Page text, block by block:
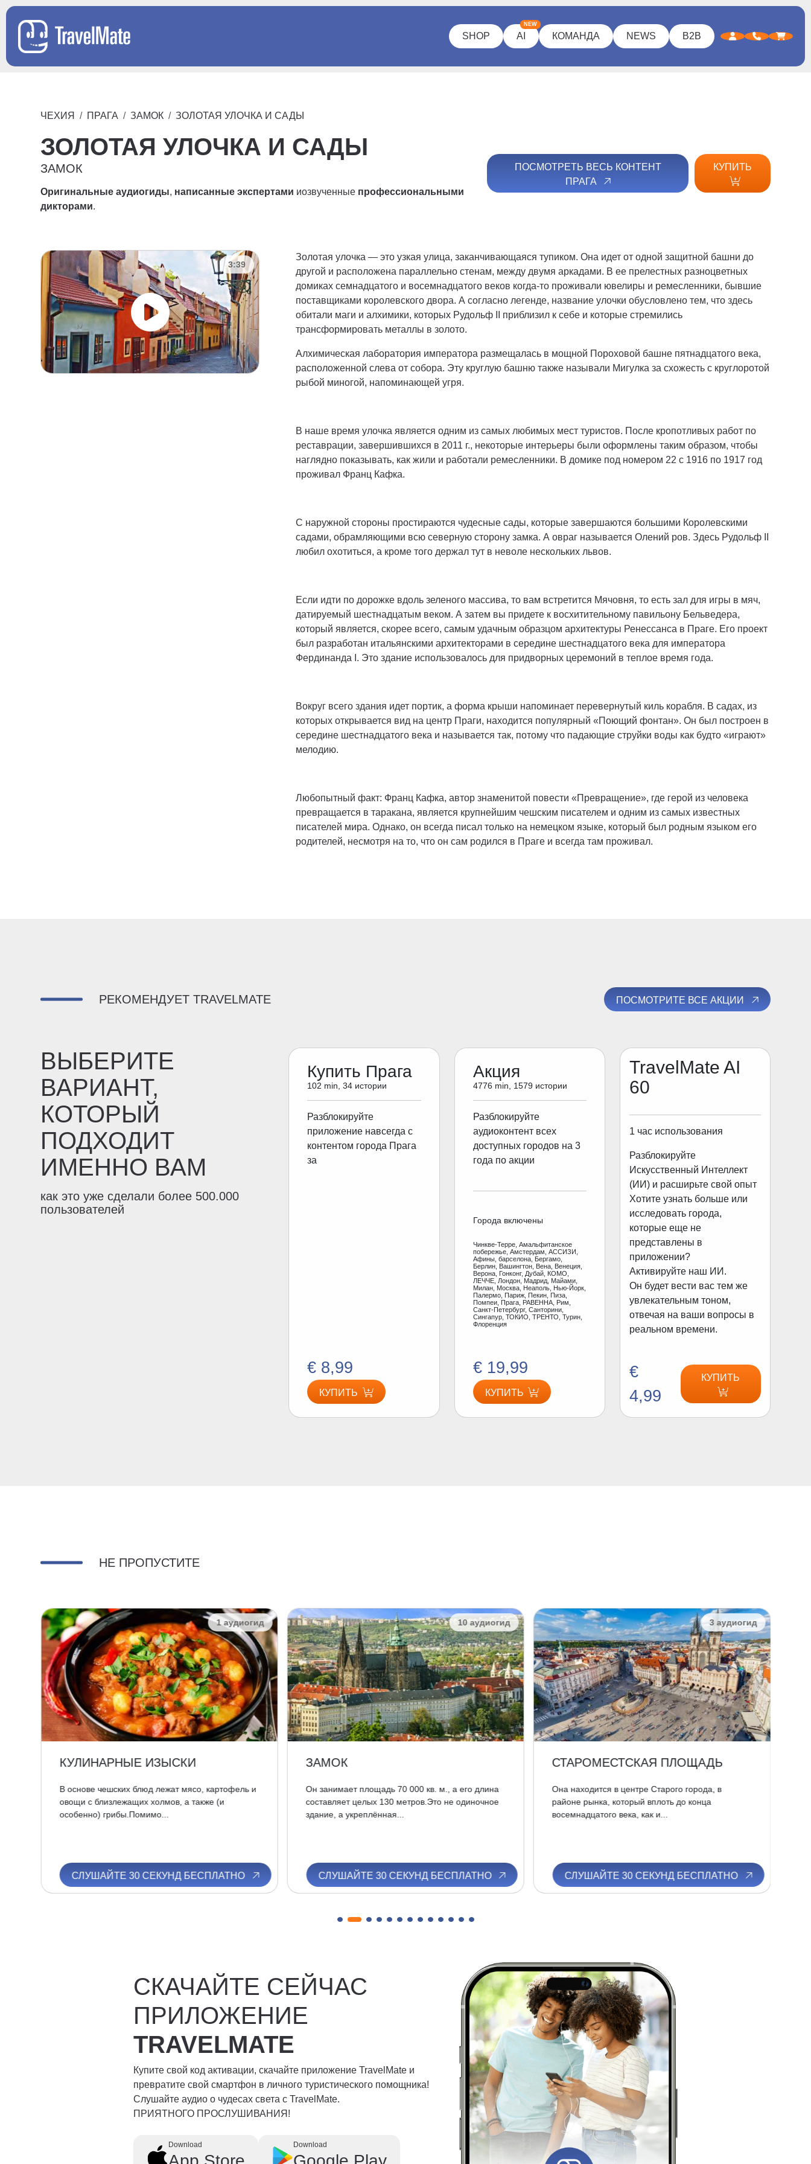
SHOP AI
NEW
КОМАНДА NEWS B2B
ЧЕХИЯ ПРАГА ЗАМОК ЗОЛОТАЯ УЛОЧКА И САДЫ
ЗОЛОТАЯ УЛОЧКА И САДЫ
ЗАМОК
Оригинальные аудиогиды, написанные экспертами иозвученные профессиональными
дикторами.
ПОСМОТРЕТЬ ВЕСЬ КОНТЕНТ
ПРАГА
КУПИТЬ
3:39
Золотая улочка — это узкая улица, заканчивающаяся тупиком. Она идет от одной защитной башни до
другой и расположена параллельно стенам, между двумя аркадами. В ее прелестных разноцветных
домиках семнадцатого и восемнадцатого веков когда-то проживали ювелиры и ремесленники, бывшие
поставщиками королевского двора. А согласно легенде, название улочки обусловлено тем, что здесь
обитали маги и алхимики, которых Рудольф II приблизил к себе и которые стремились
трансформировать металлы в золото.
Алхимическая лаборатория императора размещалась в мощной Пороховой башне пятнадцатого века,
расположенной слева от собора. Эту круглую башню также называли Мигулка за схожесть с круглоротой
рыбой миногой, напоминающей угря.
В наше время улочка является одним из самых любимых мест туристов. После кропотливых работ по
реставрации, завершившихся в 2011 г., некоторые интерьеры были оформлены таким образом, чтобы
наглядно показывать, как жили и работали ремесленники. В домике под номером 22 с 1916 по 1917 год
проживал Франц Кaфка.
С наружной стороны простираются чудесные сады, которые завершаются большими Королевскими
садами, обрамляющими всю северную сторону замка. А овраг называется Олений ров. Здесь Рудольф II
любил охотиться, а кроме того держал тут в неволе нескольких львов.
Если идти по дорожке вдоль зеленого массива, то вам встретится Мячовня, то есть зал для игры в мяч,
датируемый шестнадцатым веком. А затем вы придете к восхитительному павильону Бельведера,
который является, скорее всего, самым удачным образцом архитектуры Ренессaнса в Праге. Его проект
был разработан итальянскими архитекторами в середине шестнадцатого века для императора
Фердинанда I. Это здание использовалось для придворных церемоний в теплое время года.
Вокруг всего здания идет портик, а форма крыши напоминает перевернутый киль корабля. В садах, из
которых открывается вид на центр Праги, находится популярный «Поющий фонтан». Он был построен в
середине шестнадцатого века и называется так, потому что падающие струйки воды как будто «играют»
мелодию.
Любопытный факт: Франц Кaфка, автор знаменитой повести «Превращение», где герой из человека
превращается в таракана, является крупнейшим чешским писателем и одним из самых известных
писателей мира. Однако, он всегда писал только на немецком языке, который был родным языком его
родителей, несмотря на то, что он сам родился в Праге и всегда там проживал.
РЕКОМЕНДУЕТ TRAVELMATE ПОСМОТРИТЕ ВСЕ АКЦИИ
ВЫБЕРИТЕ
ВАРИАНТ,
КОТОРЫЙ
ПОДХОДИТ
ИМЕННО ВАМ
как это уже сделали более 500.000
пользователей
Купить Прага
102 min, 34 истории
Разблокируйте
приложение навсегда с
контентом города Прага
за
€ 8,99
КУПИТЬ
Акция
4776 min, 1579 истории
Разблокируйте
аудиоконтент всех
доступных городов на 3
года по акции
Города включены
Чинкве-Терре, Амальфитанское
побережье, Амстердам, АССИЗИ,
Афины, барселона, Бергамо,
Берлин, Вашингтон, Вена, Венеция,
Верона, Гонконг, Дубай, КОМО,
ЛЕЧЧЕ, Лондон, Мадрид, Майами,
Милан, Москва, Неаполь, Нью-Йорк,
Палермо, Париж, Пекин, Пиза,
Помпеи, Прага, РАВЕННА, Рим,
Санкт-Петербург, Санторини,
Сингапур, ТОКИО, ТРЕНТО, Турин,
Флоренция
€ 19,99
КУПИТЬ
TravelMate AI
60
1 час использования
Разблокируйте
Искусственный Интеллект
(ИИ) и расширьте свой опыт
Хотите узнать больше или
исследовать города,
которые еще не
представлены в
приложении?
Активируйте наш ИИ.
Он будет вести вас тем же
увлекательным тоном,
отвечая на ваши вопросы в
реальном времени.
€
4,99
КУПИТЬ
НЕ ПРОПУСТИТЕ
1 аудиогид
КУЛИНАРНЫЕ ИЗЫСКИ
В основе чешских блюд лежат мясо, картофель и
овощи с близлежащих холмов, а также (и
особенно) грибы.Помимо...
СЛУШАЙТЕ 30 СЕКУНД БЕСПЛАТНО
10 аудиогид
ЗАМОК
Он занимает площадь 70 000 кв. м., а его длина
составляет целых 130 метров.Это не одиночное
здание, а укреплённая...
СЛУШАЙТЕ 30 СЕКУНД БЕСПЛАТНО
3 аудиогид
СТАРОМЕСТСКАЯ ПЛОЩАДЬ
Она находится в центре Старого города, в
районе рынка, который вплоть до конца
восемнадцатого века, как и...
СЛУШАЙТЕ 30 СЕКУНД БЕСПЛАТНО
СКАЧАЙТЕ СЕЙЧАС
ПРИЛОЖЕНИЕ
TRAVELMATE
Купите свой код активации, скачайте приложение TravelMate и
превратите свой смартфон в личного туристического помощника!
Слушайте аудио о чудесах света с TravelMate.
ПРИЯТНОГО ПРОСЛУШИВАНИЯ!
Download Download